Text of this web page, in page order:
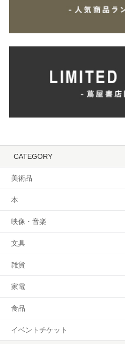
CATEGORY
美術品
本
映像・音楽
文具
雑貨
家電
食品
イベントチケット